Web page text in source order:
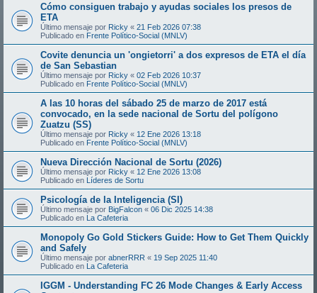
Cómo consiguen trabajo y ayudas sociales los presos de
ETA
Último mensaje por Ricky « 21 Feb 2026 07:38
Publicado en Frente Político-Social (MNLV)
Covite denuncia un 'ongietorri' a dos expresos de ETA el día
de San Sebastian
Último mensaje por Ricky « 02 Feb 2026 10:37
Publicado en Frente Político-Social (MNLV)
A las 10 horas del sábado 25 de marzo de 2017 está
convocado, en la sede nacional de Sortu del polígono
Zuatzu (SS)
Último mensaje por Ricky « 12 Ene 2026 13:18
Publicado en Frente Político-Social (MNLV)
Nueva Dirección Nacional de Sortu (2026)
Último mensaje por Ricky « 12 Ene 2026 13:08
Publicado en Líderes de Sortu
Psicología de la Inteligencia (SI)
Último mensaje por BigFalcon « 06 Dic 2025 14:38
Publicado en La Cafeteria
Monopoly Go Gold Stickers Guide: How to Get Them Quickly
and Safely
Último mensaje por abnerRRR « 19 Sep 2025 11:40
Publicado en La Cafeteria
IGGM - Understanding FC 26 Mode Changes & Early Access